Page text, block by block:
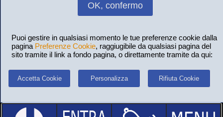
OK, confermo
Puoi gestire in qualsiasi momento le tue preferenze cookie dalla
pagina Preferenze Cookie, raggiugibile da qualsiasi pagina del
sito tramite il link a fondo pagina, o direttamente tramite da qui:
Accetta Cookie Personalizza Rifiuta Cookie